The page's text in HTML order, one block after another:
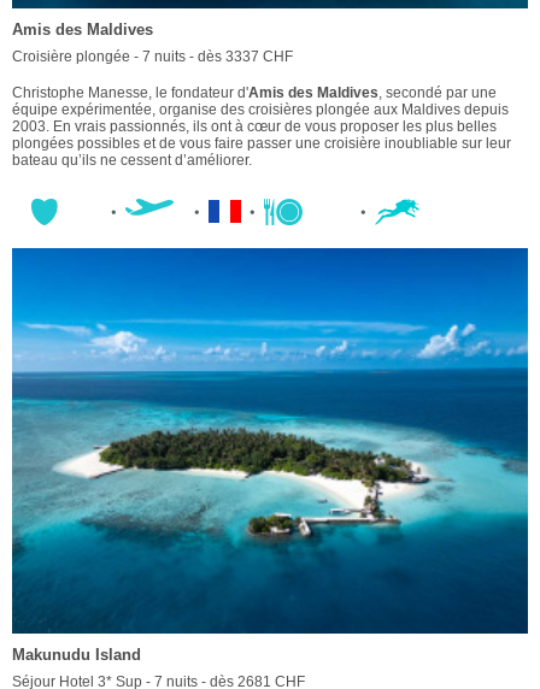
Amis des Maldives
Croisière plongée - 7 nuits - dès 3337 CHF
Christophe Manesse, le fondateur d'Amis des Maldives , secondé par une
équipe expérimentée, organise des croisières plongée aux Maldives depuis
2003. En vrais passionnés, ils ont à cœur de vous proposer les plus belles
plongées possibles et de vous faire passer une croisière inoubliable sur leur
bateau qu’ils ne cessent d’améliorer.
Makunudu Island
Séjour Hotel 3* Sup - 7 nuits - dès 2681 CHF